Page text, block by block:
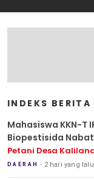
INDEKS BERITA
Mahasiswa KKN-T
Biopestisida
Petani Desa
DAERAH 2 hari yang lalu